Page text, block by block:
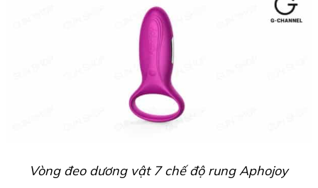
Vòng đeo dương vật 7 chế độ rung Aphojoy